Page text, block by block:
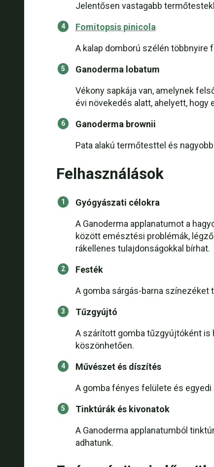
Jelentősen vastagabb
Fomitopsis pinicola
A kalap domború szélén többnyire
Ganoderma lobatum
Vékony sapkája van, amelynek
évi növekedés alatt, ahelyett,
Ganoderma brownii
Pata alakú termőtesttel és
Felhasználások
Gyógyászati célokra
A Ganoderma applanatumot a
között emésztési problémák,
rákellenes tulajdonságokkal bírhat.
Festék
A gomba sárgás-barna
Tűzgyújtó
A szárított gomba tűzgyújtóként is
köszönhetően.
Művészet és díszítés
A gomba fényes felülete és
Tinktúrák és kivonatok
A Ganoderma applanatumból
adhatunk.